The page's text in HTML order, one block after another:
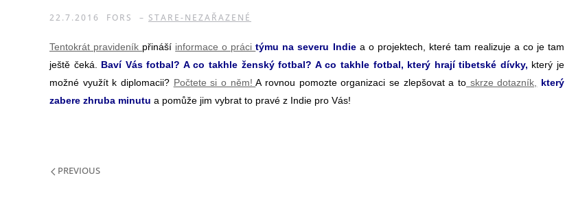
22.7.2016 FORS – STARE-NEZAŘAZENÉ
Tentokrát pravideník přináší informace o prácitýmu na severu Indiea o projektech, které tam realizuje a co je tam
ještě čeká. Baví Vás fotbal? A co takhle ženský fotbal? A co takhle fotbal, který hrají tibetské dívky, který je
možné využít k diplomacii? Počtete si o něm!A rovnou pomozte organizaci se zlepšovat a to skrze dotazník,
který
zabere zhruba minutu a pomůže jim vybrat to pravé z Indie pro Vás!
PREVIOUS